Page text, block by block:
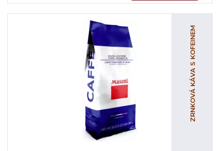
ZRNKOVÁ KÁVA S KOFEINEM